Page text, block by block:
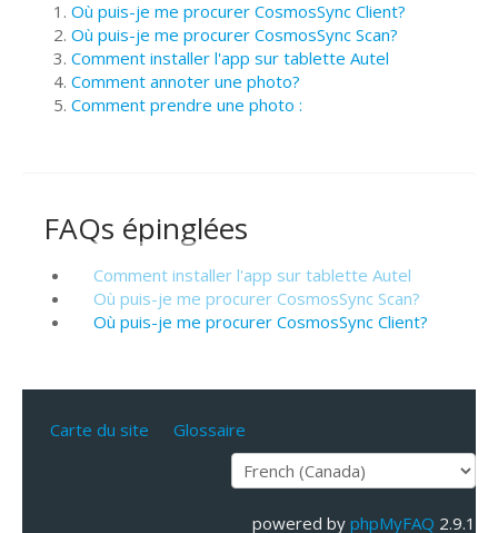
Où puis-je me procurer CosmosSync Client?
Où puis-je me procurer CosmosSync Scan?
Comment installer l'app sur tablette Autel
Comment annoter une photo?
Comment prendre une photo :
FAQs épinglées
Comment installer l'app sur tablette Autel
Où puis-je me procurer CosmosSync Scan?
Où puis-je me procurer CosmosSync Client?
Carte du site Glossaire
powered by phpMyFAQ 2.9.1